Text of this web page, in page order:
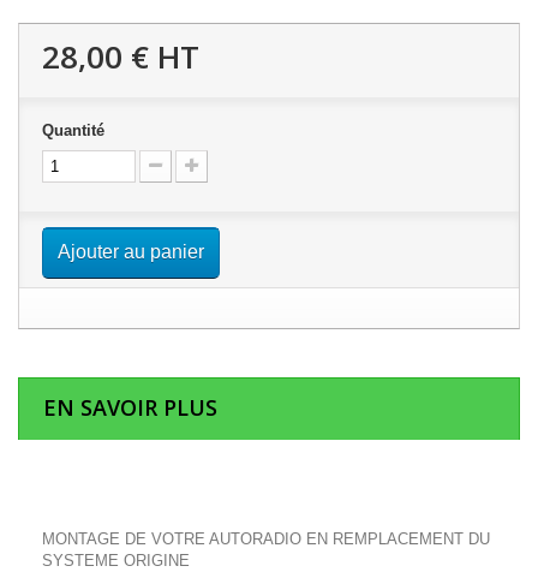
28,00 € HT
Quantité
Ajouter au panier
EN SAVOIR PLUS
MONTAGE DE VOTRE AUTORADIO EN REMPLACEMENT DU
SYSTEME ORIGINE